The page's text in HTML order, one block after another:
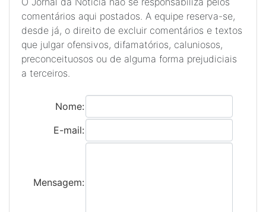
comentários aqui postados. A equipe reserva-se,
desde já, o direito de excluir comentários e textos
que julgar ofensivos, difamatórios, caluniosos,
preconceituosos ou de alguma forma prejudiciais
a terceiros.
Nome:
E-mail:
Mensagem: